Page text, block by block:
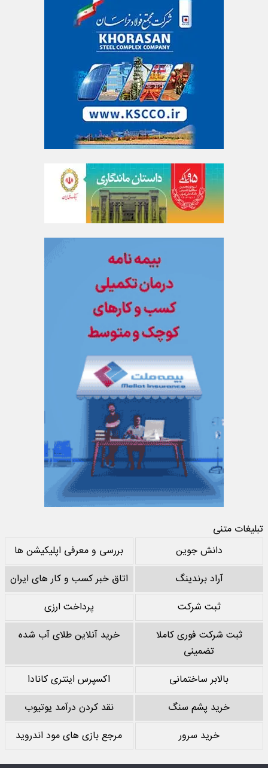
تبلیغات متنی
دانش جوین
بررسی و معرفی اپلیکیشن ها
آراد برندینگ
اتاق خبر کسب و کار های ایران
ثبت شرکت
پرداخت ارزی
ثبت شرکت فوری کاملا
تضمینی
خرید آنلاین طلای آب شده
بالابر ساختمانی
اکسپرس اینتری کانادا
خرید پشم سنگ
نقد کردن درآمد یوتیوب
خرید سرور
مرجع بازی های مود اندروید